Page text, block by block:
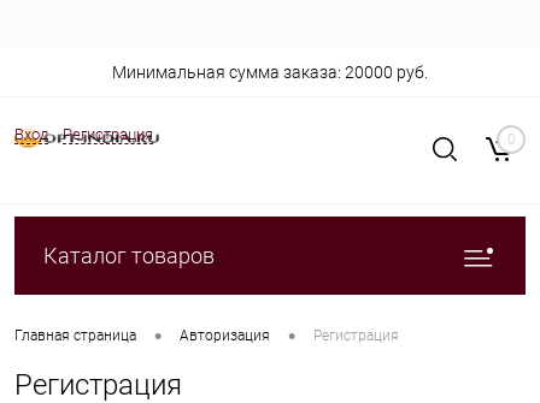
Вход Регистрация
Минимальная сумма заказа: 20000 руб.
0
Каталог товаров
Главная страница • Авторизация • Регистрация
Регистрация